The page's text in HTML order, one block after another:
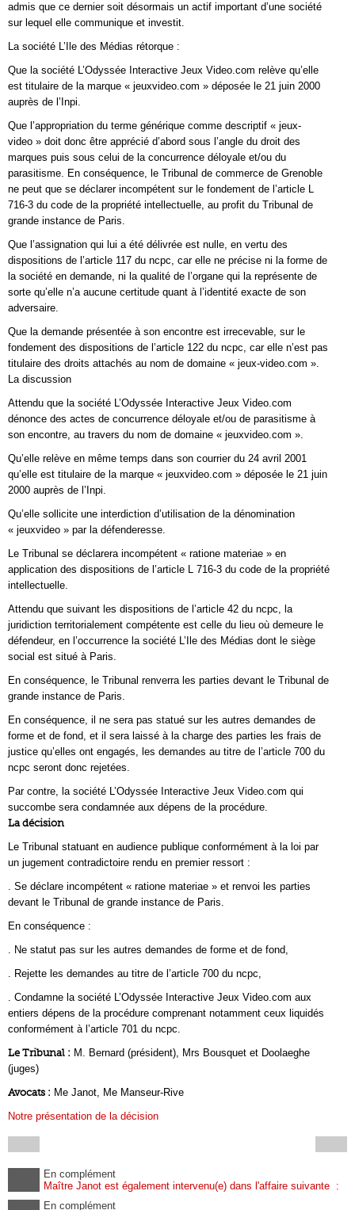
admis que ce dernier soit désormais un actif important d’une société
sur lequel elle communique et investit.
La société L’Ile des Médias rétorque :
Que la société L’Odyssée Interactive Jeux Video.com relève qu’elle
est titulaire de la marque « jeuxvideo.com » déposée le 21 juin 2000
auprès de l’Inpi.
Que l’appropriation du terme générique comme descriptif « jeux-
video » doit donc être apprécié d’abord sous l’angle du droit des
marques puis sous celui de la concurrence déloyale et/ou du
parasitisme. En conséquence, le Tribunal de commerce de Grenoble
ne peut que se déclarer incompétent sur le fondement de l’article L
716-3 du code de la propriété intellectuelle, au profit du Tribunal de
grande instance de Paris.
Que l’assignation qui lui a été délivrée est nulle, en vertu des
dispositions de l’article 117 du ncpc, car elle ne précise ni la forme de
la société en demande, ni la qualité de l’organe qui la représente de
sorte qu’elle n’a aucune certitude quant à l’identité exacte de son
adversaire.
Que la demande présentée à son encontre est irrecevable, sur le
fondement des dispositions de l’article 122 du ncpc, car elle n’est pas
titulaire des droits attachés au nom de domaine « jeux-video.com ».
La discussion
Attendu que la société L’Odyssée Interactive Jeux Video.com
dénonce des actes de concurrence déloyale et/ou de parasitisme à
son encontre, au travers du nom de domaine « jeuxvideo.com ».
Qu’elle relève en même temps dans son courrier du 24 avril 2001
qu’elle est titulaire de la marque « jeuxvideo.com » déposée le 21 juin
2000 auprès de l’Inpi.
Qu’elle sollicite une interdiction d’utilisation de la dénomination
« jeuxvideo » par la défenderesse.
Le Tribunal se déclarera incompétent « ratione materiae » en
application des dispositions de l’article L 716-3 du code de la propriété
intellectuelle.
Attendu que suivant les dispositions de l’article 42 du ncpc, la
juridiction territorialement compétente est celle du lieu où demeure le
défendeur, en l’occurrence la société L’Ile des Médias dont le siège
social est situé à Paris.
En conséquence, le Tribunal renverra les parties devant le Tribunal de
grande instance de Paris.
En conséquence, il ne sera pas statué sur les autres demandes de
forme et de fond, et il sera laissé à la charge des parties les frais de
justice qu’elles ont engagés, les demandes au titre de l’article 700 du
ncpc seront donc rejetées.
Par contre, la société L’Odyssée Interactive Jeux Video.com qui
succombe sera condamnée aux dépens de la procédure.
La décision
Le Tribunal statuant en audience publique conformément à la loi par
un jugement contradictoire rendu en premier ressort :
. Se déclare incompétent « ratione materiae » et renvoi les parties
devant le Tribunal de grande instance de Paris.
En conséquence :
. Ne statut pas sur les autres demandes de forme et de fond,
. Rejette les demandes au titre de l’article 700 du ncpc,
. Condamne la société L’Odyssée Interactive Jeux Video.com aux
entiers dépens de la procédure comprenant notamment ceux liquidés
conformément à l’article 701 du ncpc.
Le Tribunal : M. Bernard (président), Mrs Bousquet et Doolaeghe
(juges)
Avocats : Me Janot, Me Manseur-Rive
Notre présentation de la décision
En complément
Maître Janot est également intervenu(e) dans l'affaire suivante :
En complément